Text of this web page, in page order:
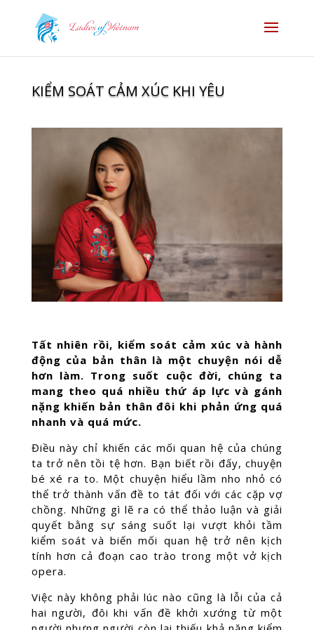
KIỂM SOÁT CẢM XÚC KHI YÊU
Tất nhiên rồi, kiểm soát cảm xúc và hành
động của bản thân là một chuyện nói dễ
hơn làm. Trong suốt cuộc đời, chúng ta
mang theo quá nhiều thứ áp lực và gánh
nặng khiến bản thân đôi khi phản ứng quá
nhanh và quá mức.
Điều này chỉ khiến các mối quan hệ của chúng
ta trở nên tồi tệ hơn. Bạn biết rồi đấy, chuyện
bé xé ra to. Một chuyện hiểu lầm nho nhỏ có
thể trở thành vấn đề to tát đối với các cặp vợ
chồng. Những gì lẽ ra có thể thảo luận và giải
quyết bằng sự sáng suốt lại vượt khỏi tầm
kiểm soát và biến mối quan hệ trở nên kịch
tính hơn cả đoạn cao trào trong một vở kịch
opera.
Việc này không phải lúc nào cũng là lỗi của cả
hai người, đôi khi vấn đề khởi xướng từ một